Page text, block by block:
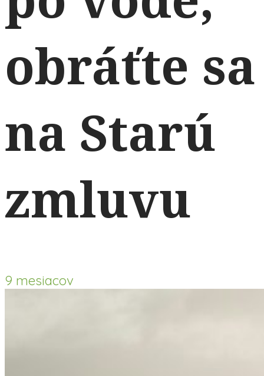
obráťte sa
na Starú
zmluvu
9 mesiacov